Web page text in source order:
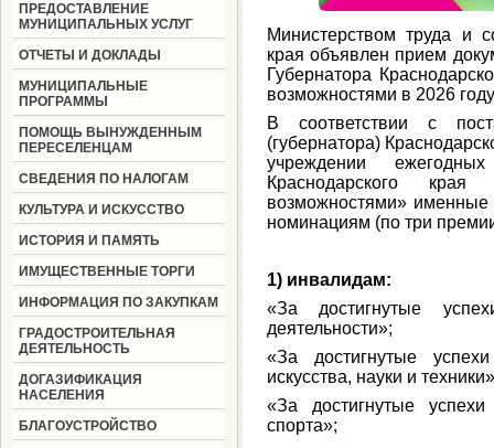
ПРЕДОСТАВЛЕНИЕ
МУНИЦИПАЛЬНЫХ УСЛУГ
ОТЧЕТЫ И ДОКЛАДЫ
МУНИЦИПАЛЬНЫЕ
ПРОГРАММЫ
ПОМОЩЬ ВЫНУЖДЕННЫМ
ПЕРЕСЕЛЕНЦАМ
СВЕДЕНИЯ ПО НАЛОГАМ
КУЛЬТУРА И ИСКУССТВО
ИСТОРИЯ И ПАМЯТЬ
ИМУЩЕСТВЕННЫЕ ТОРГИ
ИНФОРМАЦИЯ ПО ЗАКУПКАМ
ГРАДОСТРОИТЕЛЬНАЯ
ДЕЯТЕЛЬНОСТЬ
ДОГАЗИФИКАЦИЯ
НАСЕЛЕНИЯ
БЛАГОУСТРОЙСТВО
Министерством труда и
края объявлен прием
Губернатора
возможностями в 2026
В соответствии с
(губернатора)
учреждении
Краснодарского
возможностями»
номинациям (по три
1) инвалидам:
«За достигнутые
деятельности»;
«За достигнутые
искусства, науки и
«За достигнутые
спорта»;